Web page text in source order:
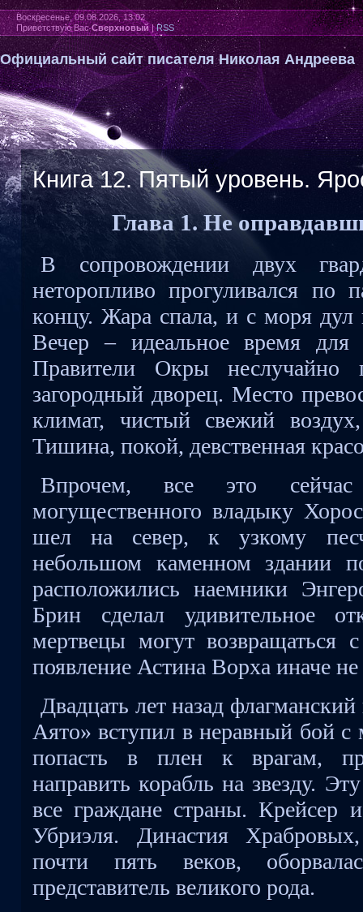
Воскресенье, 09.08.2026, 13:02
Приветствую Вас Сверхновый|RSS
Официальный сайт писателя Николая Андреева
Книга 12. Пятый уровень.
Глава 1. Не
В сопровождении двух
неторопливо прогуливался по
концу. Жара спала, и с моря дул
Вечер – идеальное время для
Правители Окры неслучайно
загородный дворец. Место
климат, чистый свежий
Тишина, покой, девственная
Впрочем, все это сейчас
могущественного владыку
шел на север, к узкому
небольшом каменном здании
расположились наемники
Брин сделал удивительное
мертвецы могут возвращаться
появление Астина Ворха иначе
Двадцать лет назад
Аято» вступил в неравный бой
попасть в плен к врагам,
направить корабль на звезду.
все граждане страны. Крейсер
Убриэля. Династия
почти пять веков,
представитель великого рода.